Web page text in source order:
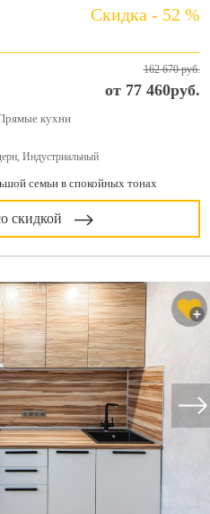
Скидка - 52 %
162 670 руб.
от 77 460руб.
кухни
Индустриальный
семьи в спокойных тонах
скидкой